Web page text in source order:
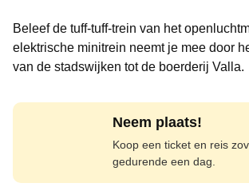
Beleef de tuff-tuff-trein van het
elektrische minitrein neemt je mee door
van de stadswijken tot de boerderij Valla.
Neem plaats!
Koop een ticket en reis
gedurende een dag.